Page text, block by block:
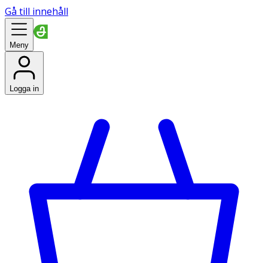
Gå till innehåll
Meny
Logga in